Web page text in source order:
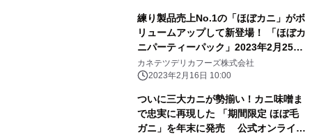
練り製品売上No.1の「ほぼカニ」がボ
リュームアップして新登場！ 「ほぼカ
ニパーティーパック」2023年2月25日
(土)より販売開始
カネテツデリカフーズ株式会社
2023年2月16日 10:00
ついに三大カニが勢揃い！カニ味噌ま
で忠実に再現した 「期間限定 ほぼ毛
ガニ」を年末に発売 公式オンライン